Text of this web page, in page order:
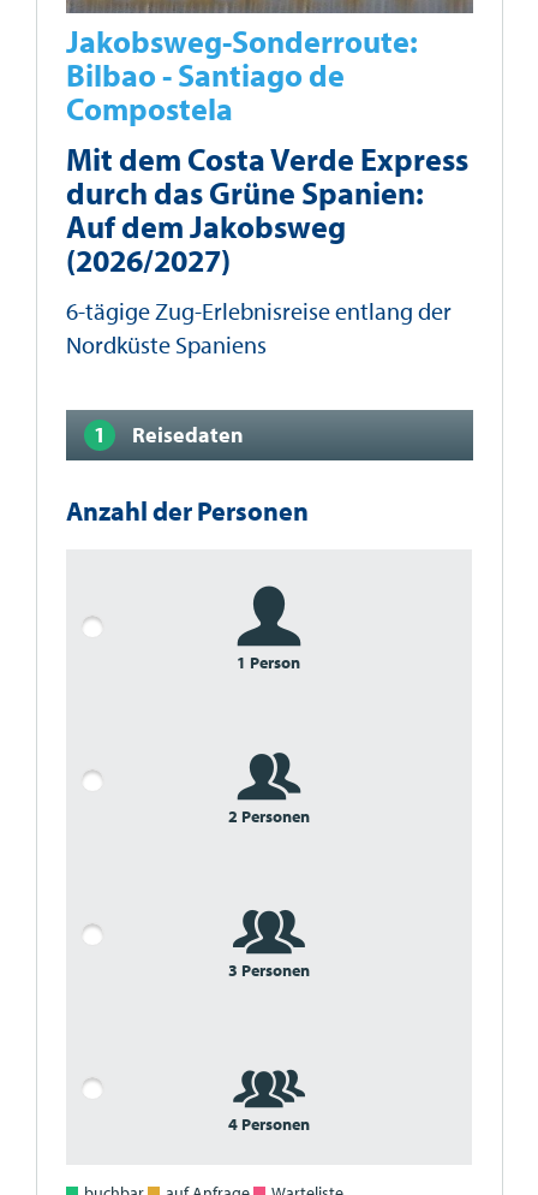
Jakobsweg-Sonderroute:
Bilbao - Santiago de
Compostela
Mit dem Costa Verde Express
durch das Grüne Spanien:
Auf dem Jakobsweg
(2026/2027)
6-tägige Zug-Erlebnisreise entlang der
Nordküste Spaniens
Reisedaten
Anzahl der Personen
1 Person
2 Personen
3 Personen
4 Personen